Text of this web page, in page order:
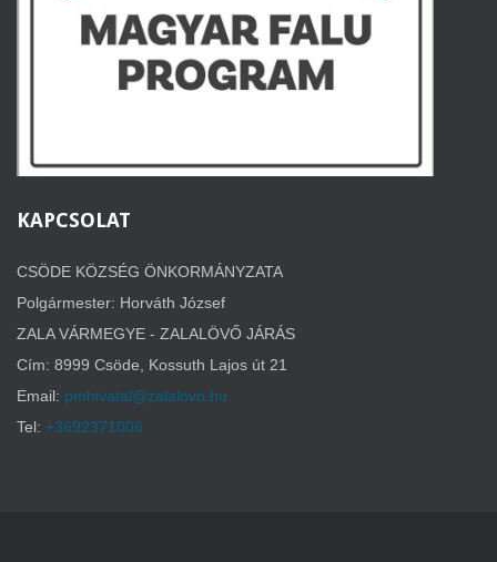
KAPCSOLAT
CSÖDE KÖZSÉG ÖNKORMÁNYZATA
Polgármester: Horváth József
ZALA VÁRMEGYE - ZALALÖVŐ JÁRÁS
Cím: 8999 Csöde, Kossuth Lajos út 21
Email: pmhivatal@zalalovo.hu
Tel: +3692371006